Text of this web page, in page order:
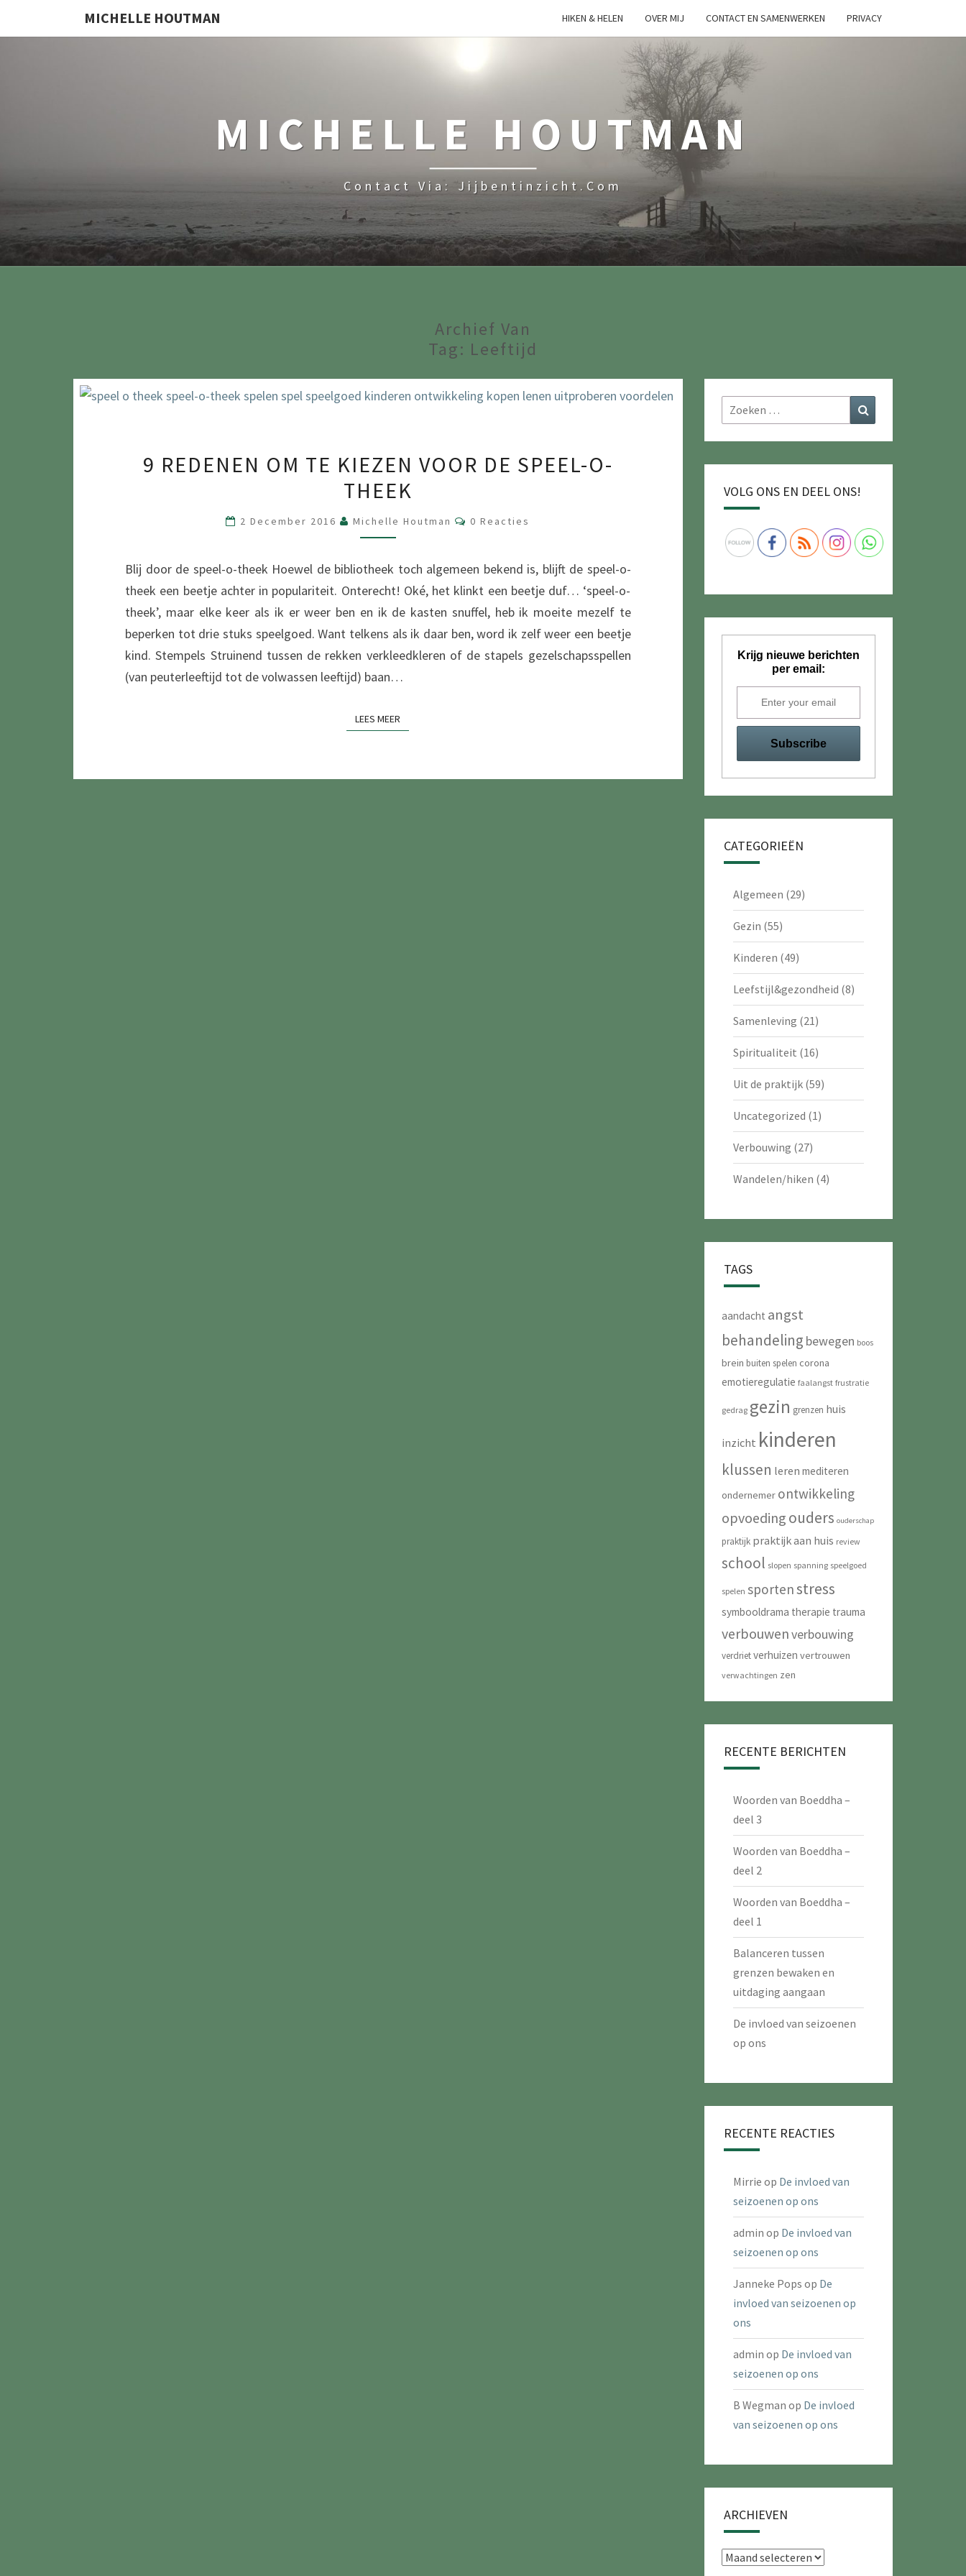
MICHELLE HOUTMAN HIKEN & HELEN OVER MIJ CONTACT EN SAMENWERKEN PRIVACY
MICHELLE HOUTMAN
Contact Via: Jijbentinzicht.com
Archief Van
Tag: Leeftijd
REDENEN
OM
KIEZEN
DE
SPEEL-
O-
THEEK
9 REDENEN OM TE KIEZEN VOOR DE SPEEL-O-
THEEK
2 December 2016 Michelle Houtman Reacties
0 Reacties
Blij door de speel-o-theek Hoewel de bibliotheek toch algemeen bekend is, blijft de speel-o-
theek een beetje achter in populariteit. Onterecht! Oké, het klinkt een beetje duf… ‘speel-o-
theek’, maar elke keer als ik er weer ben en ik de kasten snuffel, heb ik moeite mezelf te
beperken tot drie stuks speelgoed. Want telkens als ik daar ben, word ik zelf weer een beetje
kind. Stempels Struinend tussen de rekken verkleedkleren of de stapels gezelschapsspellen
(van peuterleeftijd tot de volwassen leeftijd) baan…
LEES MEER
Zoeken
naar:
VOLG ONS EN DEEL ONS!
Krijg nieuwe berichten
per email:
CATEGORIEËN
Algemeen (29)
Gezin (55)
Kinderen (49)
Leefstijl&gezondheid (8)
Samenleving (21)
Spiritualiteit (16)
Uit de praktijk(59)
Uncategorized (1)
Verbouwing (27)
Wandelen/hiken (4)
TAGS
aandacht angst
behandeling bewegen boos
brein buiten spelen corona
emotieregulatie faalangst frustratie
gedrag gezin grenzen huis
inzicht kinderen
klussen leren mediteren
ondernemer ontwikkeling
opvoeding ouders ouderschap
praktijk praktijk aan huis review
school slopen spanning speelgoed
spelen sportenstress
symbooldrama therapie trauma
verbouwenverbouwing
verdriet verhuizen vertrouwen
verwachtingen zen
RECENTE BERICHTEN
Woorden van Boeddha –
deel 3
Woorden van Boeddha –
deel 2
Woorden van Boeddha –
deel 1
Balanceren tussen
grenzen bewaken en
uitdaging aangaan
De invloed van seizoenen
op ons
RECENTE REACTIES
Mirrie op De invloed van
seizoenen op ons
admin op De invloed van
seizoenen op ons
Janneke Pops op De
invloed van seizoenen op
ons
admin op De invloed van
seizoenen op ons
B Wegman op De invloed
van seizoenen op ons
ARCHIEVEN
Archieven